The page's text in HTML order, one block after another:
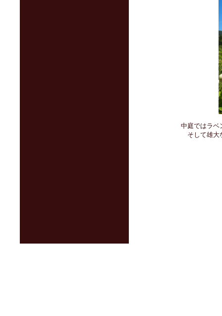
中庭ではラベ
そして雄大